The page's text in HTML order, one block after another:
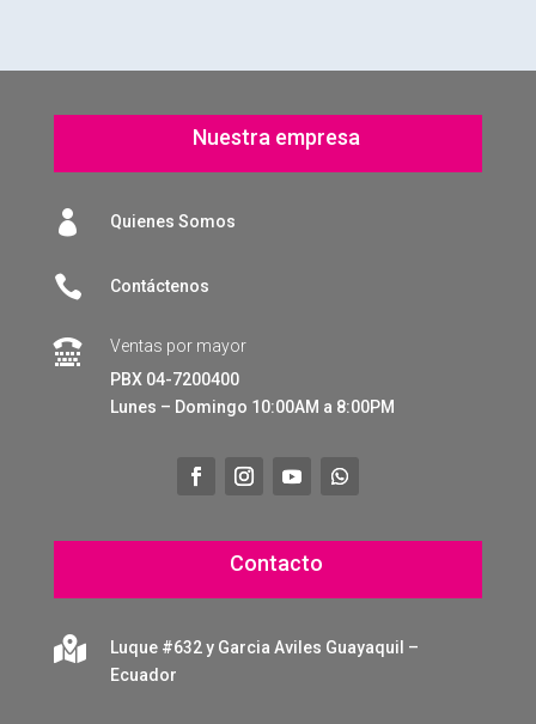
Nuestra empresa
 Quienes Somos
 Contáctenos

Ventas por mayor
PBX 04-7200400
Lunes – Domingo 10:00AM a 8:00PM
Contacto

Luque #632 y Garcia Aviles Guayaquil –
Ecuador